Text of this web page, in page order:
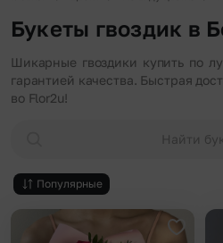
Букеты гвоздик в
Шикарные гвоздики купить по
гарантией качества. Быстрая
во Flor2u!
Найти
Популярные